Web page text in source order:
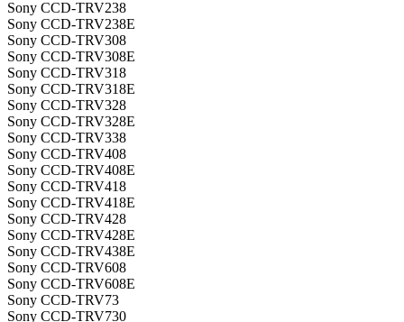
Sony CCD-TRV238
Sony CCD-TRV238E
Sony CCD-TRV308
Sony CCD-TRV308E
Sony CCD-TRV318
Sony CCD-TRV318E
Sony CCD-TRV328
Sony CCD-TRV328E
Sony CCD-TRV338
Sony CCD-TRV408
Sony CCD-TRV408E
Sony CCD-TRV418
Sony CCD-TRV418E
Sony CCD-TRV428
Sony CCD-TRV428E
Sony CCD-TRV438E
Sony CCD-TRV608
Sony CCD-TRV608E
Sony CCD-TRV73
Sony CCD-TRV730